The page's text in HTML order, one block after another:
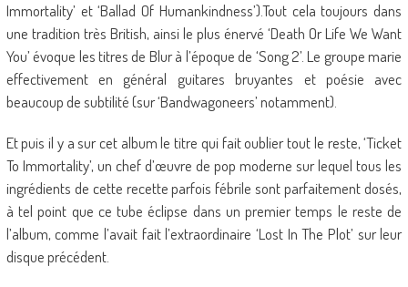
Immortality’ et ‘Ballad Of Humankindness’).Tout cela toujours dans
une tradition très British, ainsi le plus énervé ‘Death Or Life We Want
You’ évoque les titres de Blur à l’époque de ‘Song 2’. Le groupe marie
effectivement en général guitares bruyantes et poésie avec
beaucoup de subtilité (sur ‘Bandwagoneers’ notamment).
Et puis il y a sur cet album le titre qui fait oublier tout le reste, ‘Ticket
To Immortality’, un chef d’œuvre de pop moderne sur lequel tous les
ingrédients de cette recette parfois fébrile sont parfaitement dosés,
à tel point que ce tube éclipse dans un premier temps le reste de
l’album, comme l’avait fait l’extraordinaire ‘Lost In The Plot’ sur leur
disque précédent.